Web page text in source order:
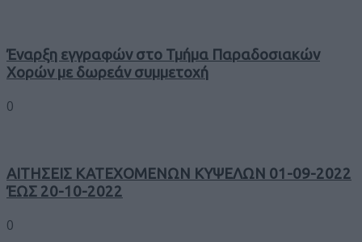
Έναρξη εγγραφών στο Τμήμα Παραδοσιακών
Χορών με δωρεάν συμμετοχή
0
ΑΙΤΗΣΕΙΣ ΚΑΤΕΧΟΜΕΝΩΝ ΚΥΨΕΛΩΝ 01-09-2022
ΈΩΣ 20-10-2022
0